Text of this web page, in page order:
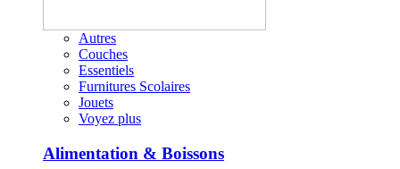
Autres
Couches
Essentiels
Furnitures Scolaires
Jouets
Voyez plus
Alimentation & Boissons